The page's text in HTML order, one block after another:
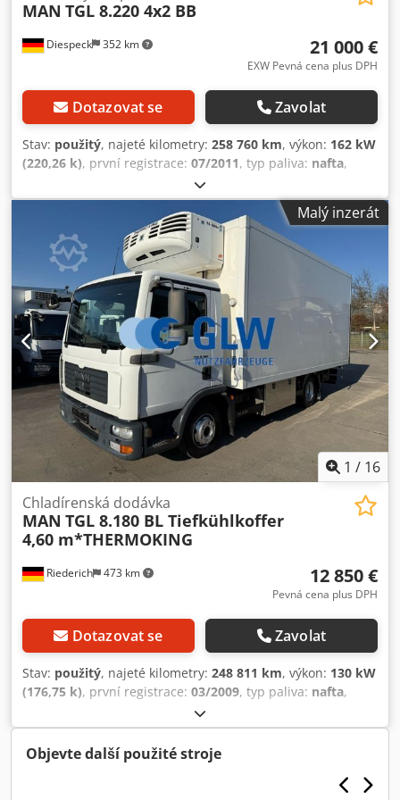
Diespeck 352 km
MAN TGL 8.220 4x2 BB
21 000 €
EXW Pevná cena plus DPH
Dotazovat se Zavolat
Stav: použitý, najeté kilometry: 258 760 km, výkon: 162 kW
(220,26 k), první registrace: 07/2011, typ paliva: nafta,
, rozměr pneumatiky:
R17,5, konfigurace náprav:4x2, rozvor náprav:3 050 mm,
brzdění motorem, barva:bílý, typ převodu:
mechanický
, emisní třída:Euro 5, zavěšení:ocel
ložného prostoru:3 m³, délka ložné plochy: 3 800 mm
šířka ložného prostoru:2 300 mm , výška ložného prostoru:
400 mm, Vybavení: ABS, EBS (Elektronický brzdový
systém), přípojné zařízení, tempomat, uzávěrka
diferenciálu, Objem motoru: 4 580 cm³ Tažné zařízení pro
přívěs o hmotnosti 40 tun Hydraulika (přídavný pohon)
Nízká hlučnost Crodpfx Aozquyqjp Esf Kabina pro použití v
místní dopravě Středové sedadlo Hydraulický vzduch a
elektřina pro provoz přívěsu Kuličkové a čepové tažné
zařízení Chyby a změny vyhrazeny.
Malý inzerát
1 / 16
Riederich 473 km
Chladírenská dodávka
MAN TGL 8.180 BL Tiefkühlkoffer
4,60 m*THERMOKING
12 850 €
Pevná cena plus DPH
Dotazovat se Zavolat
Stav: použitý, najeté kilometry: 248 811 km, výkon: 130 kW
(176,75 k), první registrace: 03/2009, typ paliva: nafta,
, barva:
automatický, emisní třída:Euro 4, počet míst k sezení:2,
objem ložného prostoru:29 m³, délka ložné plochy:
mm, šířka ložného prostoru: 2 468 mm
ABS,
Objevte další použité stroje